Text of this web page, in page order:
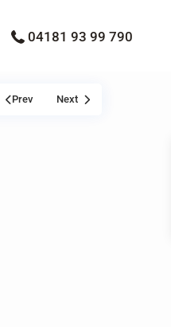
04181 93 99 790
Prev Next